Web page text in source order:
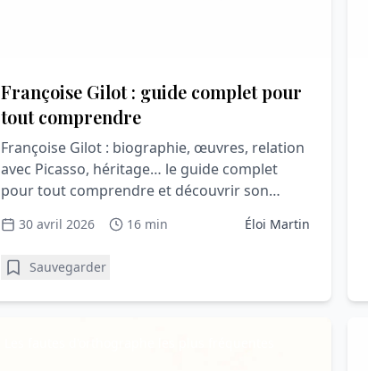
Françoise Gilot : guide complet pour
tout comprendre
Françoise Gilot : biographie, œuvres, relation
avec Picasso, héritage… le guide complet
pour tout comprendre et découvrir son
30 avril 2026 16 min Éloi Martin
Sauvegarder